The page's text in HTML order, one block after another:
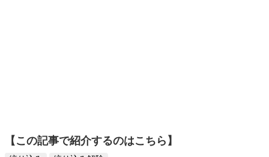
【この記事で紹介するのはこちら】